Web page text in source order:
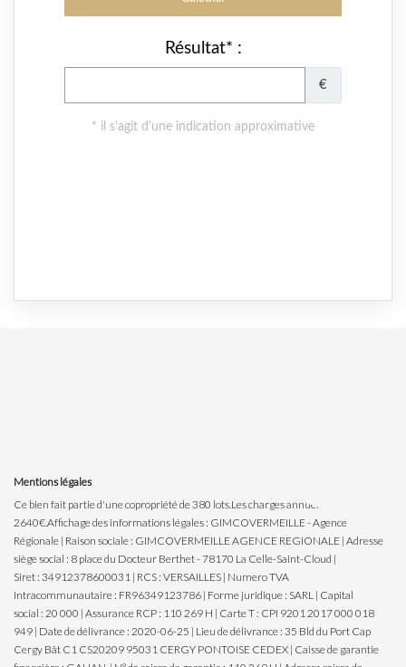
Mentions légales
Ce bien fait partie d'une copropriété de 380 lots.Les charges annuelles sont de
2640€.Affichage des informations légales : GIMCOVERMEILLE - Agence
Régionale | Raison sociale : GIMCOVERMEILLE AGENCE REGIONALE | Adresse
siège social : 8 place du Docteur Berthet - 78170 La Celle-Saint-Cloud |
Siret : 34912378600031 | RCS : VERSAILLES | Numero TVA
Intracommunautaire : FR96349123786 | Forme juridique : SARL | Capital
social : 20 000 | Assurance RCP : 110 269 H | Carte T : CPI 9201 2017 000 018
949 | Date de délivrance : 2020-06-25 | Lieu de délivrance : 35 Bld du Port Cap
Cergy Bât C1 CS20209 95031 CERGY PONTOISE CEDEX | Caisse de garantie